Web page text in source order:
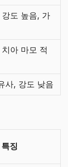
도 높음, 가
아 마모 적
사, 강도 낮음
특징